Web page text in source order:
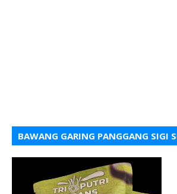
BAWANG GARING PANGGANG SIGI